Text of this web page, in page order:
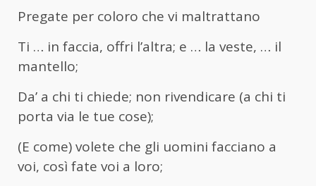
Pregate per coloro che vi maltrattano
Ti … in faccia, offri l’altra; e … la veste, … il
mantello;
Da’ a chi ti chiede; non rivendicare (a chi ti
porta via le tue cose);
(E come) volete che gli uomini facciano a
voi, così fate voi a loro;